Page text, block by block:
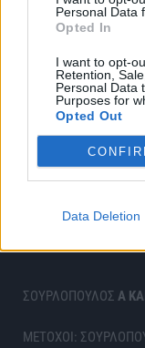
Personal Data
Opted In
I want to opt-
Retention,
Personal Data
Purposes for
Opted Out
Data Deletion
ΣΟΥΡΛΟΠΟΥΛΟΣ Α
ΜΕΤΟΧΟΙ: